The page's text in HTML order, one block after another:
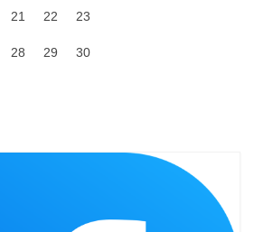
27.11.2023
2023
21 22 23
28 29 30